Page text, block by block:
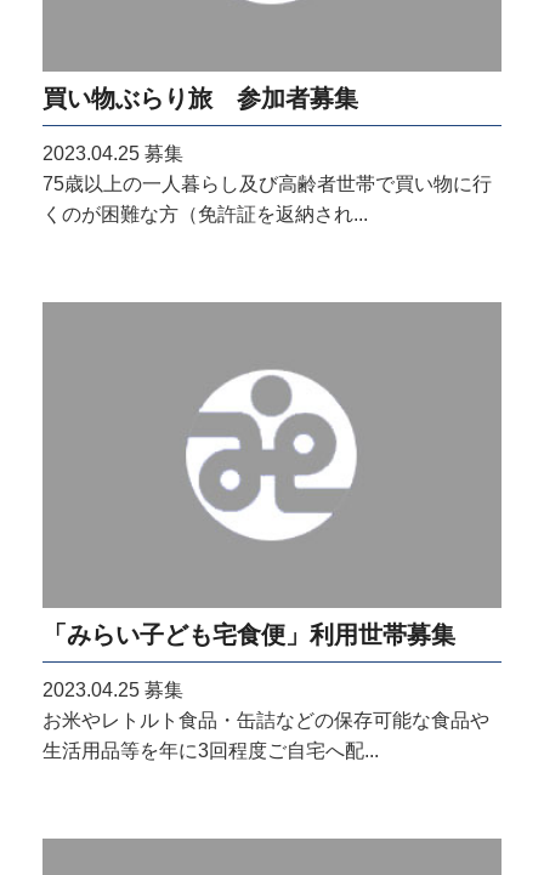
買い物ぶらり旅 参加者募集
2023.04.25 募集
75歳以上の一人暮らし及び高齢者世帯で買い物に行
くのが困難な方（免許証を返納され...
「みらい子ども宅食便」利用世帯募集
2023.04.25 募集
お米やレトルト食品・缶詰などの保存可能な食品や
生活用品等を年に3回程度ご自宅へ配...